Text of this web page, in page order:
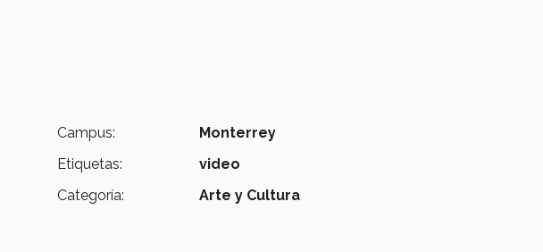
Campus:
Monterrey
Etiquetas:
video
Categoría:
Arte y Cultura